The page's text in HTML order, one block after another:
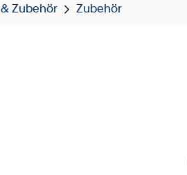
Zubehör Zubehör